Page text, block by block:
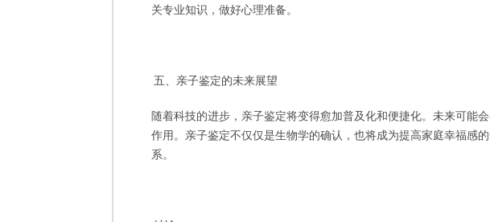
关专业知识，做好心理准备。
五、亲子鉴定的未来展望
随着科技的进步，亲子鉴定将变得愈加普及化和便捷化。未来可能
作用。亲子鉴定不仅仅是生物学的确认，也将成为提高家庭幸福感
系。